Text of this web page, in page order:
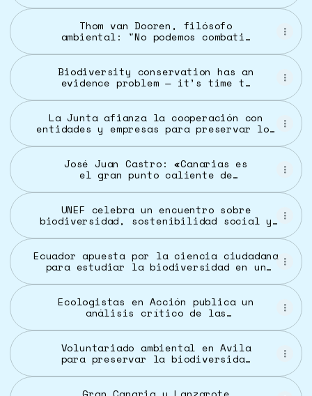
alterar la vida humana
Thom van Dooren, filósofo
ambiental: "No podemos combatir
mentalidad de una sala de
urgencias" | Ciencia
Biodiversity conservation has an
evidence problem — it’s time to
La Junta afianza la cooperación con
entidades y empresas para preservar los
José Juan Castro: «Canarias es
el gran punto caliente de
UNEF celebra un encuentro sobre
biodiversidad, sostenibilidad social y
Ecuador apuesta por la ciencia ciudadana
para estudiar la biodiversidad en un
Ecologistas en Acción publica un
análisis crítico de las
españolas y europeas •
Ecologistas en Acción
Voluntariado ambiental en Avila
para preservar la biodiversidad
Ávila